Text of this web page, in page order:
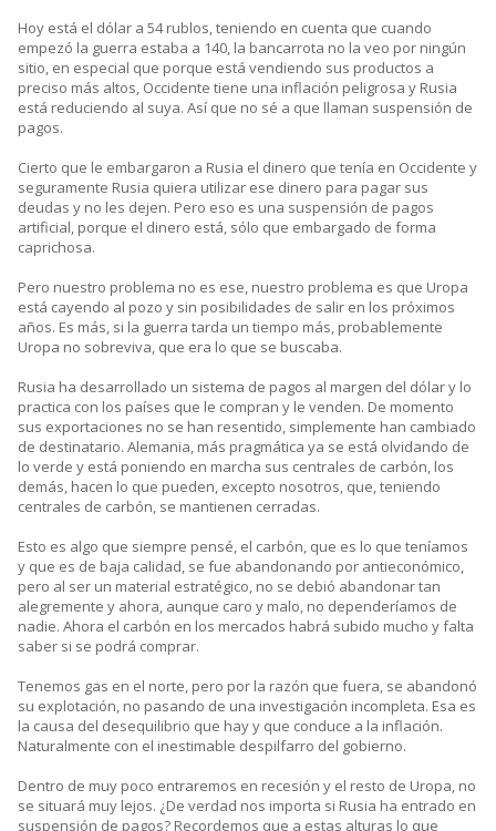
Hoy está el dólar a 54 rublos, teniendo en cuenta que cuando
empezó la guerra estaba a 140, la bancarrota no la veo por ningún
sitio, en especial que porque está vendiendo sus productos a
preciso más altos, Occidente tiene una inflación peligrosa y Rusia
está reduciendo al suya. Así que no sé a que llaman suspensión de
pagos.
Cierto que le embargaron a Rusia el dinero que tenía en Occidente y
seguramente Rusia quiera utilizar ese dinero para pagar sus
deudas y no les dejen. Pero eso es una suspensión de pagos
artificial, porque el dinero está, sólo que embargado de forma
caprichosa.
Pero nuestro problema no es ese, nuestro problema es que Uropa
está cayendo al pozo y sin posibilidades de salir en los próximos
años. Es más, si la guerra tarda un tiempo más, probablemente
Uropa no sobreviva, que era lo que se buscaba.
Rusia ha desarrollado un sistema de pagos al margen del dólar y lo
practica con los países que le compran y le venden. De momento
sus exportaciones no se han resentido, simplemente han cambiado
de destinatario. Alemania, más pragmática ya se está olvidando de
lo verde y está poniendo en marcha sus centrales de carbón, los
demás, hacen lo que pueden, excepto nosotros, que, teniendo
centrales de carbón, se mantienen cerradas.
Esto es algo que siempre pensé, el carbón, que es lo que teníamos
y que es de baja calidad, se fue abandonando por antieconómico,
pero al ser un material estratégico, no se debió abandonar tan
alegremente y ahora, aunque caro y malo, no dependeríamos de
nadie. Ahora el carbón en los mercados habrá subido mucho y falta
saber si se podrá comprar.
Tenemos gas en el norte, pero por la razón que fuera, se abandonó
su explotación, no pasando de una investigación incompleta. Esa es
la causa del desequilibrio que hay y que conduce a la inflación.
Naturalmente con el inestimable despilfarro del gobierno.
Dentro de muy poco entraremos en recesión y el resto de Uropa, no
se situará muy lejos. ¿De verdad nos importa si Rusia ha entrado en
suspensión de pagos? Recordemos que a estas alturas lo que